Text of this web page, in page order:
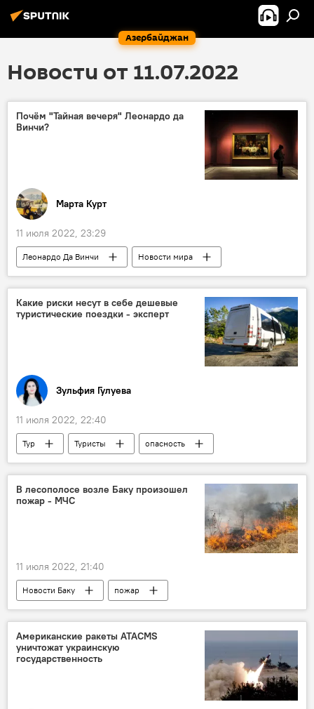
Азербайджан
Новости от 11.07.2022
Почём "Тайная вечеря" Леонардо да
Винчи?
Марта Курт
11 июля 2022, 23:29
Леонардо Да Винчи
Новости мира
эскизы
Аукцион
цена
Культура
Колумнисты
Какие риски несут в себе дешевые
туристические поездки - эксперт
Зульфия Гулуева
11 июля 2022, 22:40
Тур Туристы
опасность
ЖИЗНЬ
Экономика
Турфирмы
автобус
районы Здоровье
В лесополосе возле Баку произошел
пожар - МЧС
11 июля 2022, 21:40
Новости Баку
пожар
Бинагадинский район
Лесной пожар
Происшествия
ЖИЗНЬ
Американские ракеты ATACMS
уничтожат украинскую
государственность